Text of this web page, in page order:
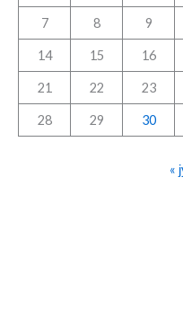
7 8 9
14 15 16
21 22 23
28 29 30
«